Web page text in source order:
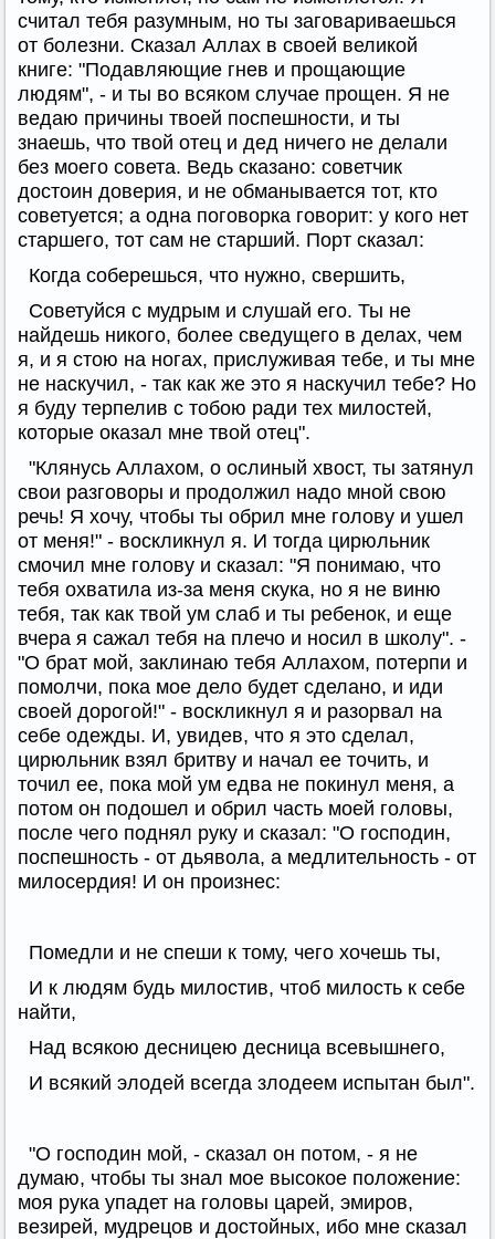
считал тебя разумным, но ты заговариваешься
от болезни. Сказал Аллах в своей великой
книге: "Подавляющие гнев и прощающие
людям", - и ты во всяком случае прощен. Я не
ведаю причины твоей поспешности, и ты
знаешь, что твой отец и дед ничего не делали
без моего совета. Ведь сказано: советчик
достоин доверия, и не обманывается тот, кто
советуется; а одна поговорка говорит: у кого нет
старшего, тот сам не старший. Порт сказал:
Когда соберешься, что нужно, свершить,
Советуйся с мудрым и слушай его. Ты не
найдешь никого, более сведущего в делах, чем
я, и я стою на ногах, прислуживая тебе, и ты мне
не наскучил, - так как же это я наскучил тебе? Но
я буду терпелив с тобою ради тех милостей,
которые оказал мне твой отец".
"Клянусь Аллахом, о ослиный хвост, ты затянул
свои разговоры и продолжил надо мной свою
речь! Я хочу, чтобы ты обрил мне голову и ушел
от меня!" - воскликнул я. И тогда цирюльник
смочил мне голову и сказал: "Я понимаю, что
тебя охватила из-за меня скука, но я не виню
тебя, так как твой ум слаб и ты ребенок, и еще
вчера я сажал тебя на плечо и носил в школу". -
"О брат мой, заклинаю тебя Аллахом, потерпи и
помолчи, пока мое дело будет сделано, и иди
своей дорогой!" - воскликнул я и разорвал на
себе одежды. И, увидев, что я это сделал,
цирюльник взял бритву и начал ее точить, и
точил ее, пока мой ум едва не покинул меня, а
потом он подошел и обрил часть моей головы,
после чего поднял руку и сказал: "О господин,
поспешность - от дьявола, а медлительность - от
милосердия! И он произнес:
Помедли и не спеши к тому, чего хочешь ты,
И к людям будь милостив, чтоб милость к себе
найти,
Над всякою десницею десница всевышнего,
И всякий элодей всегда злодеем испытан был".
"О господин мой, - сказал он потом, - я не
думаю, чтобы ты знал мое высокое положение:
моя рука упадет на головы царей, эмиров,
везирей, мудрецов и достойных, ибо мне сказал